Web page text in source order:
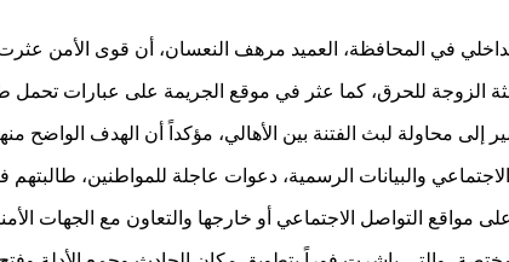
في المحافظة، العميد مرهف النعسان، أن قوى الأمن
الزوجة للحرق، كما عثر في موقع الجريمة على عبارات تحمل
إلى محاولة لبث الفتنة بين الأهالي، مؤكداً أن الهدف الواضح
والبيانات الرسمية، دعوات عاجلة للمواطنين، طالبتهم
التواصل الاجتماعي أو خارجها والتعاون مع الجهات